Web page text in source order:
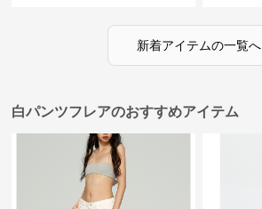
新着アイテムの一覧へ
白パンツフレアのおすすめアイテム